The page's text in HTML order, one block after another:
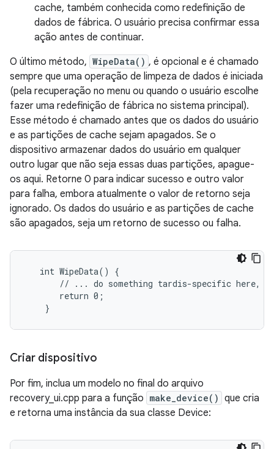
cache, também conhecida como redefinição de
dados de fábrica. O usuário precisa confirmar essa
ação antes de continuar.
O último método, WipeData() , é opcional e é chamado
sempre que uma operação de limpeza de dados é iniciada
(pela recuperação no menu ou quando o usuário escolhe
fazer uma redefinição de fábrica no sistema principal).
Esse método é chamado antes que os dados do usuário
e as partições de cache sejam apagados. Se o
dispositivo armazenar dados do usuário em qualquer
outro lugar que não seja essas duas partições, apague-
os aqui. Retorne 0 para indicar sucesso e outro valor
para falha, embora atualmente o valor de retorno seja
ignorado. Os dados do usuário e as partições de cache
são apagados, seja um retorno de sucesso ou falha.
   int WipeData() {
// ... do something tardis-specific here,
       return 0;
    }
Criar dispositivo
Por fim, inclua um modelo no final do arquivo
recovery_ui.cpp para a função make_device() que cria
e retorna uma instância da sua classe Device: